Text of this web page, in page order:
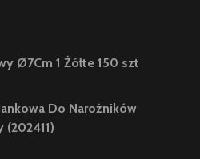
Ø7Cm 1 Żółte 150 szt
Do Narożników
(202411)